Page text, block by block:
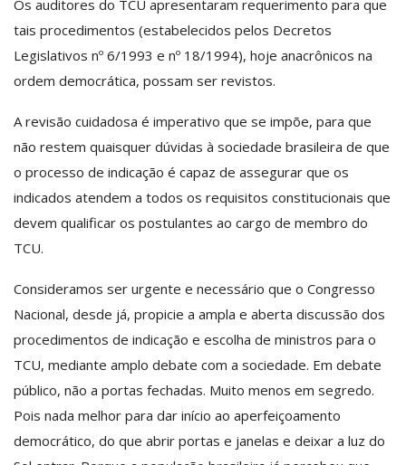
Os auditores do TCU apresentaram requerimento para que
tais procedimentos (estabelecidos pelos Decretos
Legislativos nº 6/1993 e nº 18/1994), hoje anacrônicos na
ordem democrática, possam ser revistos.
A revisão cuidadosa é imperativo que se impõe, para que
não restem quaisquer dúvidas à sociedade brasileira de que
o processo de indicação é capaz de assegurar que os
indicados atendem a todos os requisitos constitucionais que
devem qualificar os postulantes ao cargo de membro do
TCU.
Consideramos ser urgente e necessário que o Congresso
Nacional, desde já, propicie a ampla e aberta discussão dos
procedimentos de indicação e escolha de ministros para o
TCU, mediante amplo debate com a sociedade. Em debate
público, não a portas fechadas. Muito menos em segredo.
Pois nada melhor para dar início ao aperfeiçoamento
democrático, do que abrir portas e janelas e deixar a luz do